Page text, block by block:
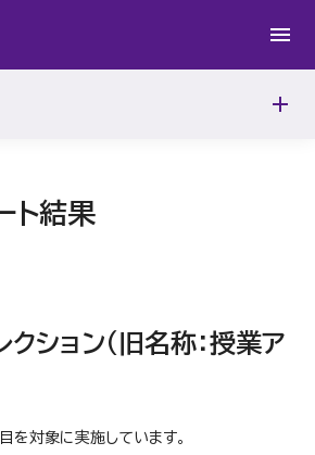
ト結果
クション（旧名称：授業ア
を対象に実施しています。